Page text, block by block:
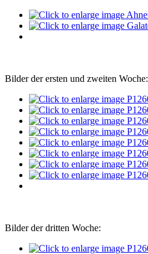
Bilder der ersten und zweiten Woche:
Bilder der dritten Woche: